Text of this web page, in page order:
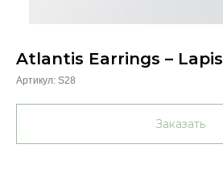
Atlantis Earrings – Lapis
Артикул: S28
Заказать